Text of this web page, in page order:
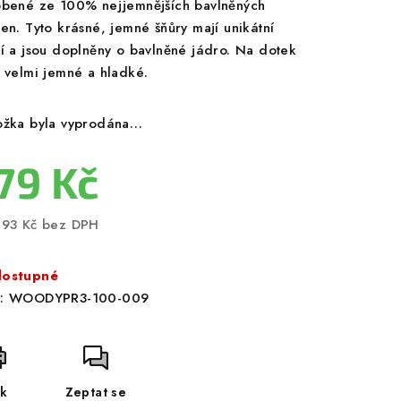
ze 100% nejjemnějších bavlněných
Tyto krásné, jemné šňůry mají unikátní
a jsou doplněny o bavlněné jádro. Na dotek
velmi jemné a hladké.
byla vyprodána…
Kč
Kč bez DPH
WOODYPR3-100-009
Zeptat se